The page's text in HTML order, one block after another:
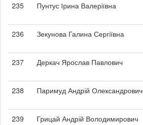
235
Пунтус Ірина Валеріївна
236
Зекунова Галина Сергіївна
237
Деркач Ярослав Павлович
238
Паримуд Андрій Олександрович
239
Грицай Андрій Володимирович